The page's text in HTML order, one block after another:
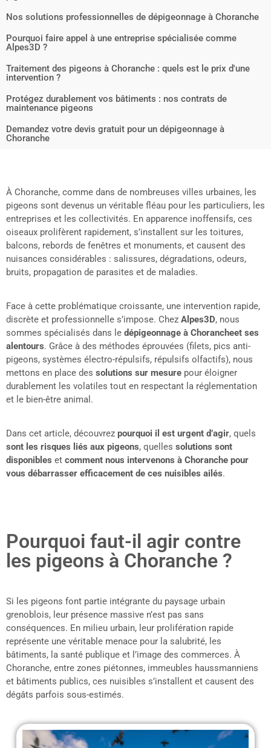
Nos solutions professionnelles de dépigeonnage à Choranche
Pourquoi faire appel à une entreprise spécialisée comme
Alpes3D ?
Traitement des pigeons à Choranche : quels est le prix d'une
intervention ?
Protégez durablement vos bâtiments : nos contrats de
maintenance pigeons
Demandez votre devis gratuit pour un dépigeonnage à
Choranche
À Choranche, comme dans de nombreuses villes urbaines, les
pigeons sont devenus un véritable fléau pour les particuliers, les
entreprises et les collectivités. En apparence inoffensifs, ces
oiseaux prolifèrent rapidement, s’installent sur les toitures,
balcons, rebords de fenêtres et monuments, et causent des
nuisances considérables : salissures, dégradations, odeurs,
bruits, propagation de parasites et de maladies.
Face à cette problématique croissante, une intervention rapide,
discrète et professionnelle s’impose. Chez Alpes3D, nous
sommes spécialisés dans le dépigeonnage à Chorancheet ses
alentours. Grâce à des méthodes éprouvées (filets, pics anti-
pigeons, systèmes électro-répulsifs, répulsifs olfactifs), nous
mettons en place des solutions sur mesure pour éloigner
durablement les volatiles tout en respectant la réglementation
et le bien-être animal.
Dans cet article, découvrez pourquoi il est urgent d’agir, quels
sont les risques liés aux pigeons, quelles solutions sont
disponibles et comment nous intervenons à Choranche pour
vous débarrasser efficacement de ces nuisibles ailés.
Pourquoi faut-il agir contre
les pigeons à Choranche ?
Si les pigeons font partie intégrante du paysage urbain
grenoblois, leur présence massive n’est pas sans
conséquences. En milieu urbain, leur prolifération rapide
représente une véritable menace pour la salubrité, les
bâtiments, la santé publique et l’image des commerces. À
Choranche, entre zones piétonnes, immeubles haussmanniens
et bâtiments publics, ces nuisibles s’installent et causent des
dégâts parfois sous-estimés.